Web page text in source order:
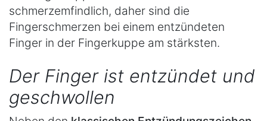
schmerzemfindlich, daher sind die
Fingerschmerzen bei einem entzündeten
Finger in der Fingerkuppe am stärksten.
Der Finger ist entzündet und
geschwollen